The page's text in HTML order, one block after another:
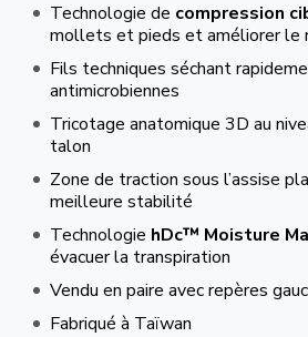
Technologie de compression
mollets et pieds et améliorer le
Fils techniques séchant
antimicrobiennes
Tricotage anatomique 3D au
talon
Zone de traction sous l’assise
meilleure stabilité
Technologie hDc™ Moisture
évacuer la transpiration
Vendu en paire avec repères
Fabriqué à Taïwan